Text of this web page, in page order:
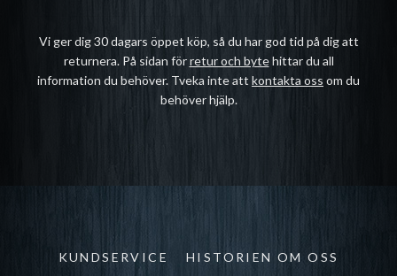
Vi ger dig 30 dagars öppet köp, så du har god tid på dig att
returnera. På sidan förretur och bytehittar du all
information du behöver. Tveka inte att kontakta oss om du
behöver hjälp.
KUNDSERVICE HISTORIEN OM OSS